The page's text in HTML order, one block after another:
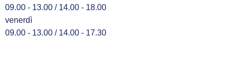
09.00 - 13.00 / 14.00 - 18.00
venerdì
09.00 - 13.00 / 14.00 - 17.30